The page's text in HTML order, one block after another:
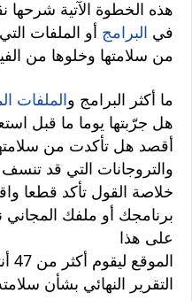
في البرامج أو الملفات
من سلامتها وخلوها من
ما أكثر البرامج والملفات
هل جرّبتها يوما ما قبل
أقصد هل تأكدت من
والتروجانات التي قد
خلاصة القول تأكد قطعا
برنامجك أو ملفك
على هذا
التقرير النهائي بشأن